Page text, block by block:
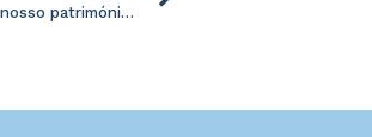
Concurso “Vamos fotografar o nosso património natural”